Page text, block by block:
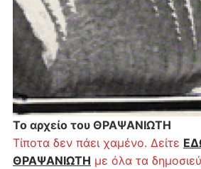
Το αρχείο του ΘΡΑΨΑΝΙΩΤΗ
Τίποτα δεν πάει χαμένο. Δείτε
ΘΡΑΨΑΝΙΩΤΗ με όλα τα